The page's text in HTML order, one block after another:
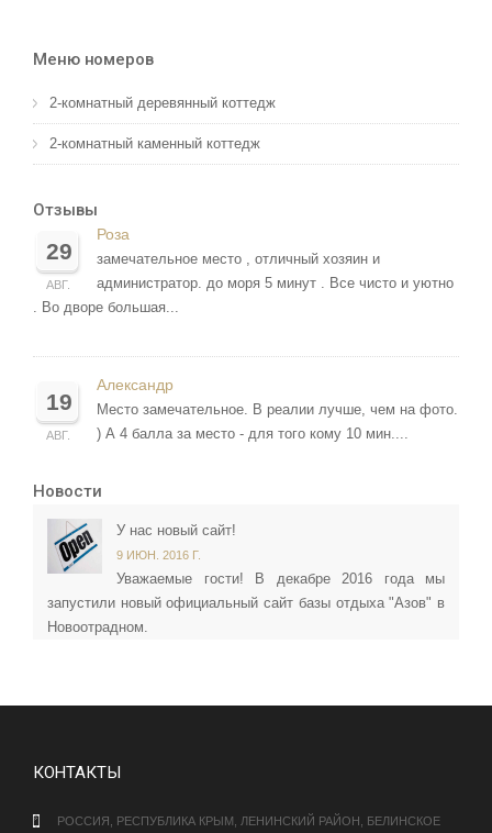
Меню номеров
2-комнатный деревянный коттедж
2-комнатный каменный коттедж
Отзывы
29
АВГ.
Роза
замечательное место , отличный хозяин и
администратор. до моря 5 минут . Все чисто и уютно
. Во дворе большая...
19
АВГ.
Александр
Место замечательное. В реалии лучше, чем на фото.
) А 4 балла за место - для того кому 10 мин....
Новости
У нас новый сайт!
9 ИЮН. 2016 Г.
Уважаемые гости! В декабре 2016 года мы
запустили новый официальный сайт базы отдыха "Азов" в
Новоотрадном.
КОНТАКТЫ
РОССИЯ, РЕСПУБЛИКА КРЫМ, ЛЕНИНСКИЙ РАЙОН, БЕЛИНСКОЕ